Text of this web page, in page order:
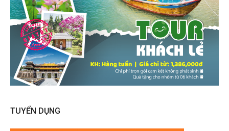
TUYỂN DỤNG